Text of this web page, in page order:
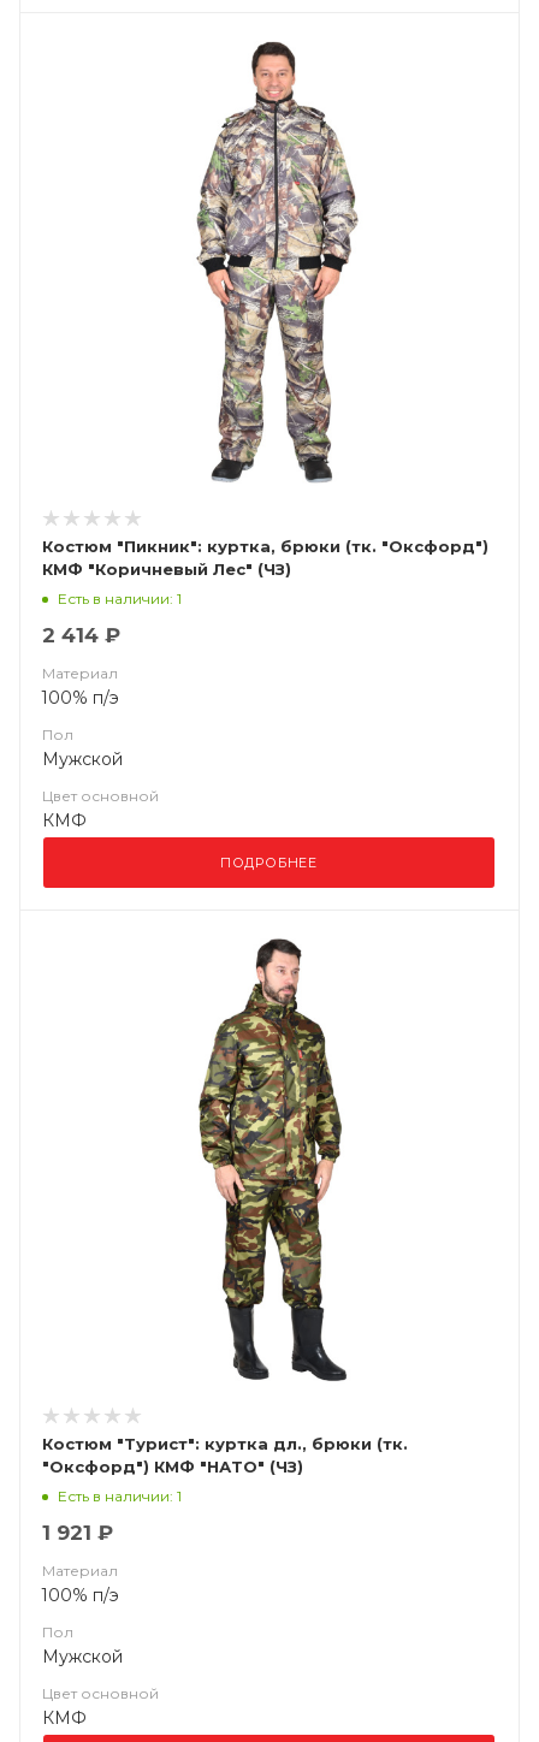
Костюм "Пикник": куртка, брюки (тк. "Оксфорд")
КМФ "Коричневый Лес" (ЧЗ)
Есть в наличии: 1
2 414 ₽
Материал
100% п/э
Пол
Мужской
Цвет основной
КМФ
ПОДРОБНЕЕ
Костюм "Турист": куртка дл., брюки (тк.
"Оксфорд") КМФ "НАТО" (ЧЗ)
Есть в наличии: 1
1 921 ₽
Материал
100% п/э
Пол
Мужской
Цвет основной
КМФ